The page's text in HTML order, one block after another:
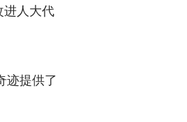
进人大代
迹提供了